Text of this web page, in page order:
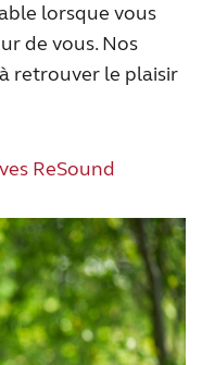
lorsque vous
de vous. Nos
retrouver le plaisir
ReSound